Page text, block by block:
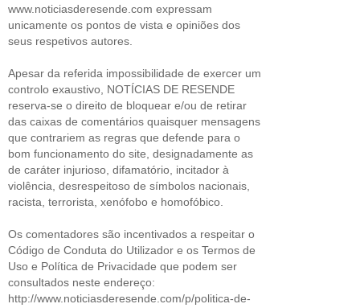
www.noticiasderesende.com expressam
unicamente os pontos de vista e opiniões dos
seus respetivos autores.
Apesar da referida impossibilidade de exercer um
controlo exaustivo, NOTÍCIAS DE RESENDE
reserva-se o direito de bloquear e/ou de retirar
das caixas de comentários quaisquer mensagens
que contrariem as regras que defende para o
bom funcionamento do site, designadamente as
de caráter injurioso, difamatório, incitador à
violência, desrespeitoso de símbolos nacionais,
racista, terrorista, xenófobo e homofóbico.
Os comentadores são incentivados a respeitar o
Código de Conduta do Utilizador e os Termos de
Uso e Política de Privacidade que podem ser
consultados neste endereço:
http://www.noticiasderesende.com/p/politica-de-